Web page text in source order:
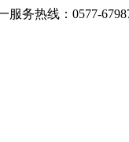
服务热线：0577-